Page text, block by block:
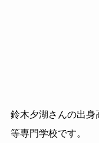
鈴木夕湖さんの出身
等専門学校です。